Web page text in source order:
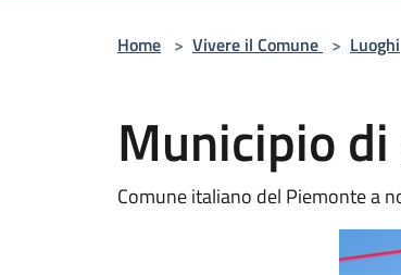
Home > Vivere il Comune > Luoghi
Municipio
Comune italiano del Piemonte a